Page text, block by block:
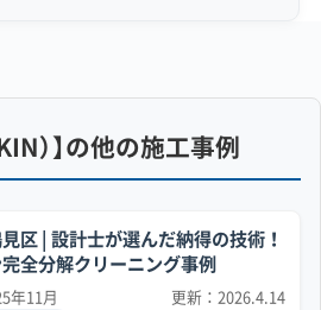
）】の他の施工事例
区 | 設計士が選んだ納得の技術！
全分解クリーニング事例
年11月 更新：2026.4.14